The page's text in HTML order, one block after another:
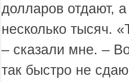
долларов отдают,
несколько тысяч.
– сказали мне. –
так быстро не